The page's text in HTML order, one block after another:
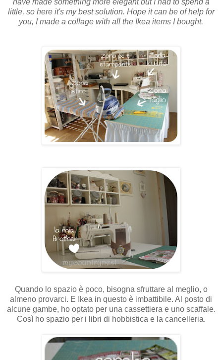
have made something more elegant but I had to spend a
little, so here it's my best solution. Hope it can be of help for
you, I made a collage with all the Ikea items I bought.
Quando lo spazio è poco, bisogna sfruttare al meglio, o
almeno provarci. E Ikea in questo è imbattibile. Al posto di
alcune gambe, ho optato per una cassettiera e uno scaffale.
Così ho spazio per i libri di hobbistica e la cancelleria.